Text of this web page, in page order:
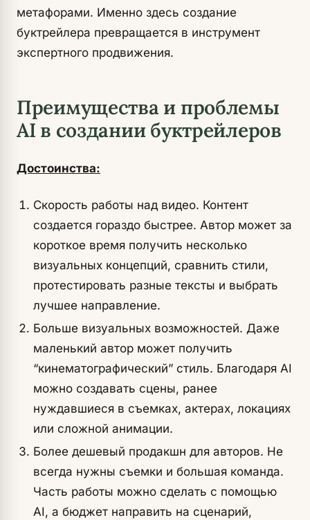
метафорами. Именно здесь создание
буктрейлера превращается в инструмент
экспертного продвижения.
Преимущества и проблемы
AI в создании буктрейлеров
Достоинства:
Скорость работы над видео. Контент
создается гораздо быстрее. Автор может за
короткое время получить несколько
визуальных концепций, сравнить стили,
протестировать разные тексты и выбрать
лучшее направление.
Больше визуальных возможностей. Даже
маленький автор может получить
“кинематографический” стиль. Благодаря AI
можно создавать сцены, ранее
нуждавшиеся в съемках, актерах, локациях
или сложной анимации.
Более дешевый продакшн для авторов. Не
всегда нужны съемки и большая команда.
Часть работы можно сделать с помощью
AI, а бюджет направить на сценарий,